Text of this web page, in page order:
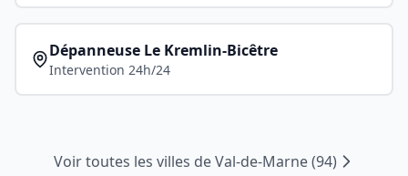
Dépanneuse Le Kremlin-Bicêtre
Intervention 24h/24
Voir toutes les villes deVal-de-Marne(94)